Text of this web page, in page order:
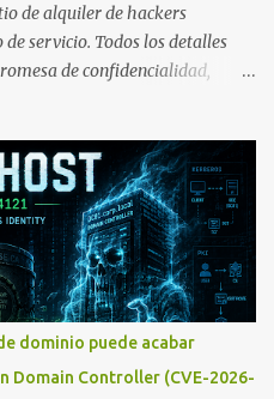
de alquiler de hackers
servicio. Todos los detalles
de confidencialidad,
el sitio se asegura de que
fue creada para un
propuestas de dudosa
de Gmail o WhatsApp,
notas de cursos. La Lista
mundial después de un informe
trabaja al estilo "llave en
recibe ofertas para prestar
del sitio de que el
dominio puede acabar
Domain Controller (CVE-2026-